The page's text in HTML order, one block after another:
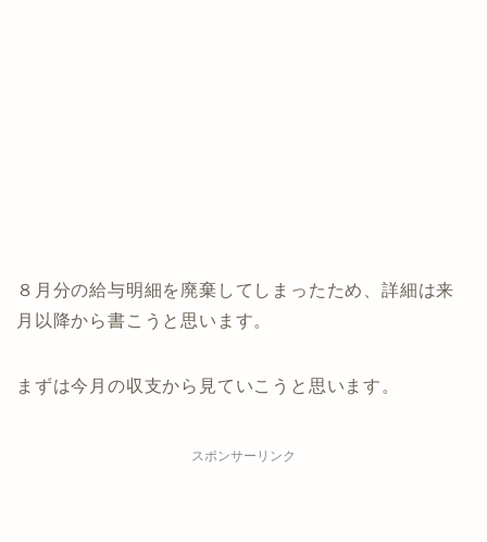
８月分の給与明細を廃棄してしまったため、詳細は来
月以降から書こうと思います。
まずは今月の収支から見ていこうと思います。
スポンサーリンク